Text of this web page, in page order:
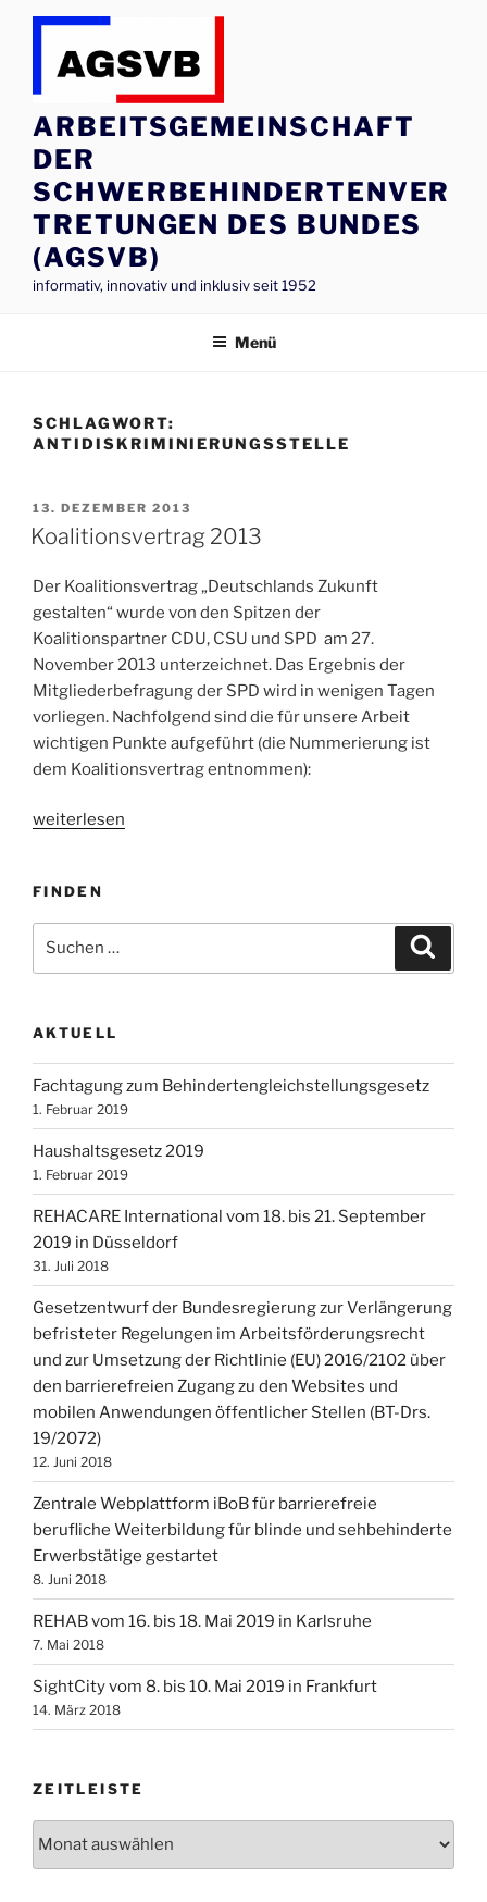
Zum
springen
ARBEITSGEMEINSCHAFT
DER
SCHWERBEHINDERTENVER
TRETUNGEN DES BUNDES
(AGSVB)
informativ, innovativ und inklusiv seit 1952
Menü
SCHLAGWORT:
ANTIDISKRIMINIERUNGSSTELLE
VERÖFFENTLICHT
AM
13. DEZEMBER 2013
Koalitionsvertrag 2013
Der Koalitionsvertrag „Deutschlands Zukunft
gestalten“ wurde von den Spitzen der
Koalitionspartner CDU, CSU und SPD am 27.
November 2013 unterzeichnet. Das Ergebnis der
Mitgliederbefragung der SPD wird in wenigen Tagen
vorliegen. Nachfolgend sind die für unsere Arbeit
wichtigen Punkte aufgeführt (die Nummerierung ist
dem Koalitionsvertrag entnommen):
„Koalitionsvertrag
weiterlesen
FINDEN
nach:
AKTUELL
Fachtagung zum Behindertengleichstellungsgesetz
1. Februar 2019
Haushaltsgesetz 2019
1. Februar 2019
REHACARE International vom 18. bis 21. September
2019 in Düsseldorf
31. Juli 2018
Gesetzentwurf der Bundesregierung zur Verlängerung
befristeter Regelungen im Arbeitsförderungsrecht
und zur Umsetzung der Richtlinie (EU) 2016/2102 über
den barrierefreien Zugang zu den Websites und
mobilen Anwendungen öffentlicher Stellen (BT-Drs.
19/2072)
12. Juni 2018
Zentrale Webplattform iBoB für barrierefreie
berufliche Weiterbildung für blinde und sehbehinderte
Erwerbstätige gestartet
8. Juni 2018
REHAB vom 16. bis 18. Mai 2019 in Karlsruhe
7. Mai 2018
SightCity vom 8. bis 10. Mai 2019 in Frankfurt
14. März 2018
ZEITLEISTE